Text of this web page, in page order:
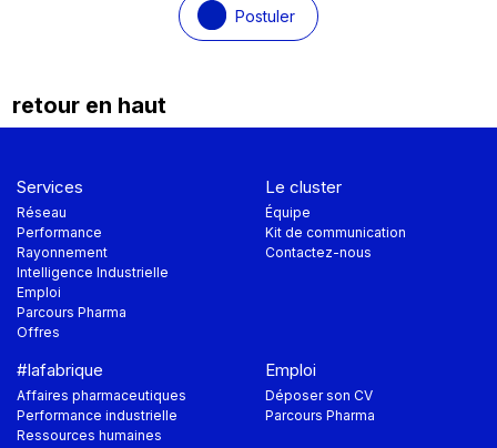
Postuler
retour en haut
Services
Réseau
Performance
Rayonnement
Intelligence Industrielle
Emploi
Parcours Pharma
Offres
Le cluster
Équipe
Kit de communication
Contactez-nous
#lafabrique
Affaires pharmaceutiques
Performance industrielle
Ressources humaines
Emploi
Déposer son CV
Parcours Pharma